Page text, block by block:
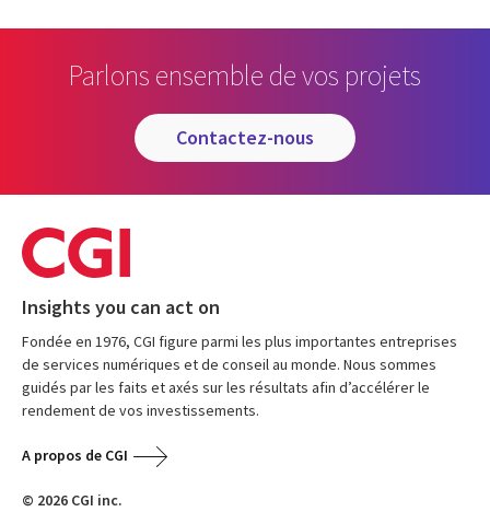
Parlons ensemble de vos projets
contactez-nous
Insights you can act on
Fondée en 1976, CGI figure parmi les plus importantes entreprises
de services numériques et de conseil au monde. Nous sommes
guidés par les faits et axés sur les résultats afin d’accélérer le
rendement de vos investissements.
A propos de CGI
© 2026 CGI inc.